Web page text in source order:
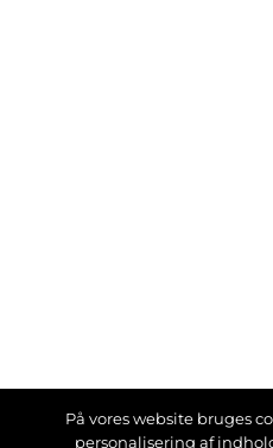
På vores website bruges
personalisering af